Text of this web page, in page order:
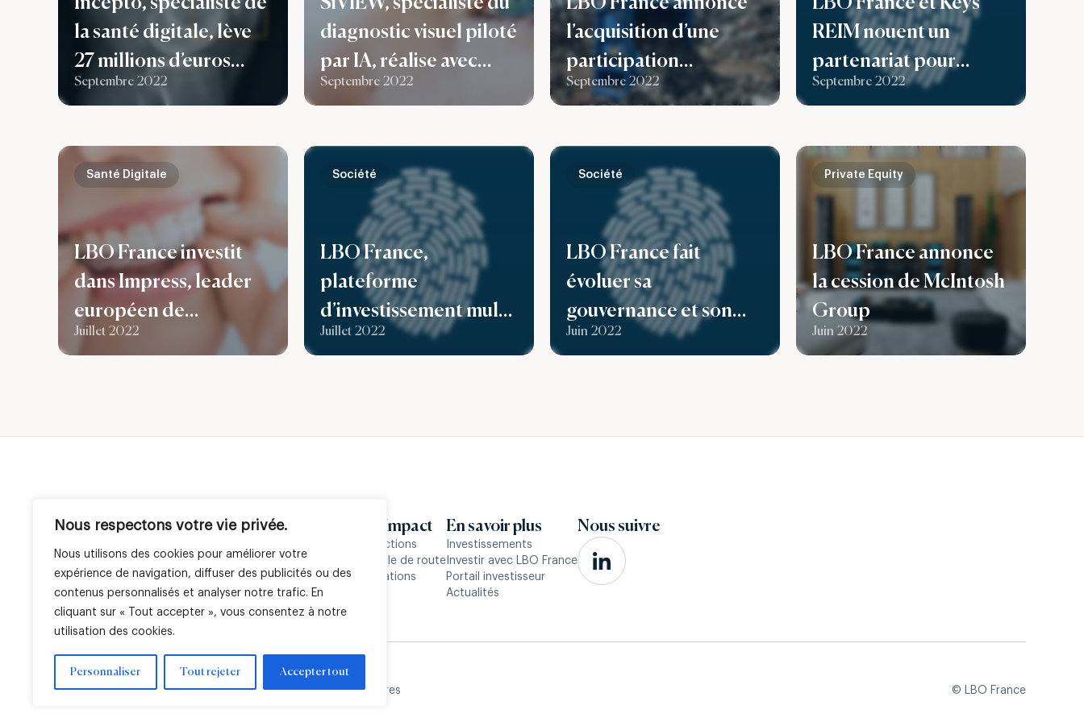
Nous respectons votre vie privée.
Nous utilisons des cookies pour améliorer votre
expérience de navigation, diffuser des publicités ou des
contenus personnalisés et analyser notre trafic. En
cliquant sur « Tout accepter », vous consentez à notre
utilisation des cookies.
Personnaliser Tout rejeter Accepter tout
la santé digitale, lève
27 millions d’euros
pour accompagner
européen
Septembre 2022
diagnostic visuel piloté
par IA, réalise avec
LBO France une
capital de 5,5M€
Septembre 2022
l’acquisition d’une
participation
majoritaire dans Zato,
conception/fabricatio
n d’installations pour
le recyclage des
métaux ferreux et non
ferreux
Septembre 2022
REIM nouent un
partenariat pour
faciliter l’accès des
de Private Equity
dédiées à une clientèle
patrimoniale
Septembre 2022
LBO France investit
dans Impress, leader
européen de
l’orthodontie invisible,
Juillet 2022
Santé Digitale
LBO France,
plateforme
d’investissement multi-
spécialiste, renforce
Juillet 2022
Société
LBO France fait
évoluer sa
gouvernance et son
capital et nomme
Juin 2022
Société
LBO France annonce
la cession de McIntosh
Group
Juin 2022
Private Equity
Société
Équipe
Expertises
Venture
Immobilier
Gestion cotée
Géographies
Italie
Afrique
ESG & Impact
Nos convictions
Notre feuille de route
Nos réalisations
En savoir plus
Investissements
Investir avec LBO France
Portail investisseur
Actualités
Nous suivre
Mentions légalesParamètres de cookiesMentions réglementaires © LBO France